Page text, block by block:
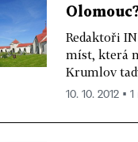
Redaktoři
míst, která
Krumlov
10. 10. 2012 ▪